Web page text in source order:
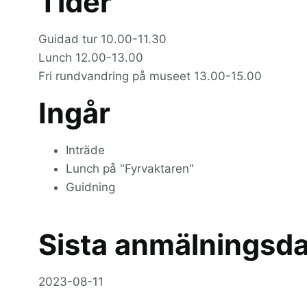
Guidad tur 10.00-11.30
Lunch 12.00-13.00
Fri rundvandring på museet 13.00-15.00
Ingår
Inträde
Lunch på "Fyrvaktaren"
Guidning
Sista
2023-08-11